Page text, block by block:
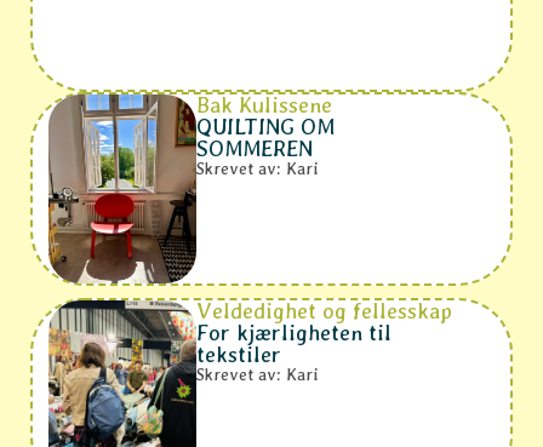
Bak Kulissene
QUILTING OM
SOMMEREN
Skrevet av: Kari
Veldedighet og fellesskap
For kjærligheten til
tekstiler
Skrevet av: Kari